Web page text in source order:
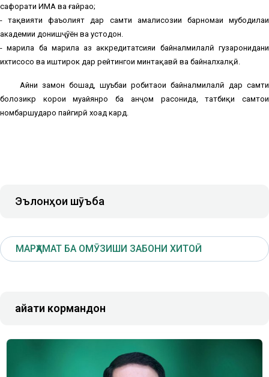
сафорати ИМА ва ғайраҳо;
- тақвияти фаъолият дар самти амалисозии барномаи мубодилаи
академии донишҷӯён ва устодон.
- марҳила ба марҳила аз аккредитатсияи байналмилалӣ гузаронидани
ихтисосҳо ва иштирок дар рейтингҳои минтақавӣ ва байналхалқӣ.
Айни замон бошад, шуъбаи робитаҳои байналмилалӣ дар самти
болозикр корҳои муайянро ба анҷом расонида, татбиқи самтҳои
номбаршударо пайгирӣ хоҳад кард.
Эълонҳои шӯъба
МАРҲАМАТ БА ОМӮЗИШИ ЗАБОНИ ХИТОӢ
Ҳайати кормандон